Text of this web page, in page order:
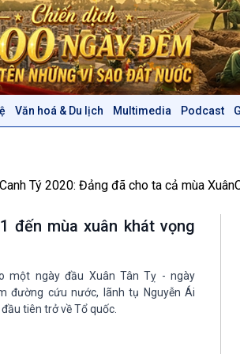
Văn hoá & Du lịch Multimedia Podcast
quốc tế
sự kiện quốc tế
cương - Một dải vững
Trước giờ mở cửa
Dòng chảy Kinh
Sức sống hàng
Khởi nghiệp
thương mại
Tý 2020: Đảng đã cho ta cả mùa Xuân
đến mùa xuân khát vọng
một ngày đầu Xuân Tân Tỵ - ngày
đường cứu nước, lãnh tụ Nguyễn Ái
tiên trở về Tổ quốc.